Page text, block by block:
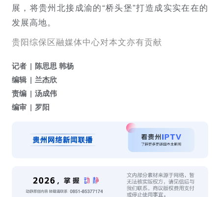
展，将贵州北接成渝的“桥头堡”打造成实实在在的
发展高地。
贵阳综保区融媒体中心对本文亦有贡献
记者
陈思思 韩杨
编辑
兰杰欣
责编
汤成伟
编审
罗阳